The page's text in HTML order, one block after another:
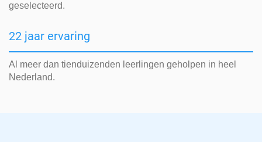
geselecteerd.
22 jaar ervaring
Al meer dan tienduizenden leerlingen geholpen in heel
Nederland.